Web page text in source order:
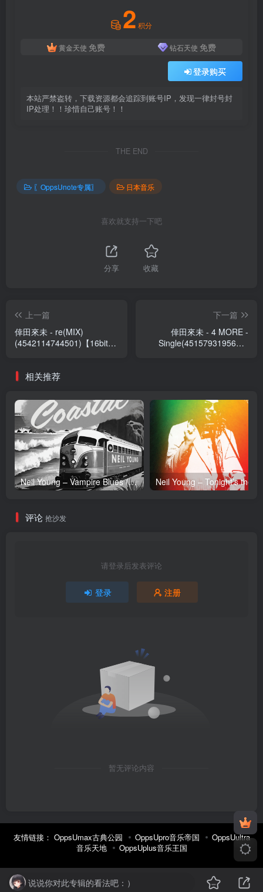
2 积分
黄金天使 免费 钻石天使 免费
登录购买
本站严禁盗转，下载资源都会追踪到账号IP，发现一律封号封
IP处理！！珍惜自己账号！！
THE END
〖OppsUnote专属〗 日本音乐
喜欢就支持一下吧
分享 收藏
上一篇
倖田來未 - re(MIX)
(4542114744501)【16bit／
下一篇
倖田來未 - 4 MORE -
Single(4515793195612)
相关推荐
Neil Young – Vampire Blues (Live) – Single(054391239303)【24bit／96.0kHz】土耳其区
评论 抢沙发
请登录后发表评论
登录 注册
暂无评论内容
友情链接： OppsUmax古典公园 OppsUpro音乐帝国
OppsUultra
音乐天地
OppsUplus音乐王国
说说你对此专辑的看法吧：）